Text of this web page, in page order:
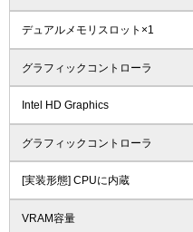
デュアルメモリスロット×1
グラフィックコントローラ
Intel HD Graphics
グラフィックコントローラ
[実装形態] CPUに内蔵
VRAM容量